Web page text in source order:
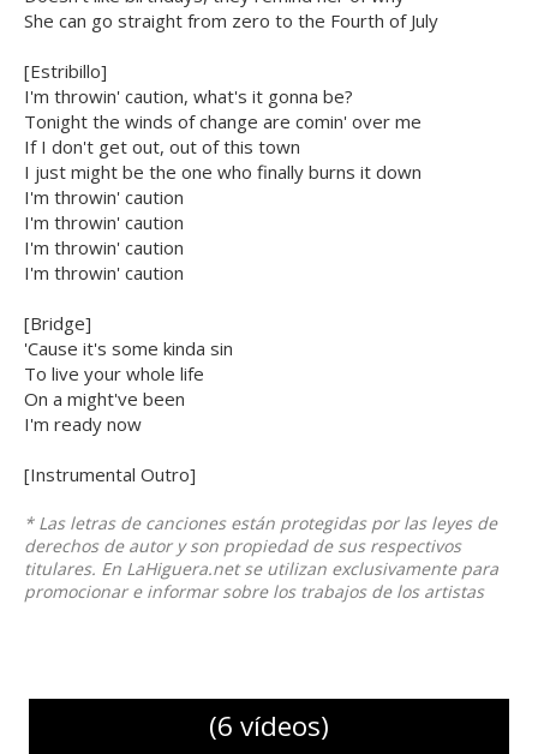
She can go straight from zero to the Fourth of July
[Estribillo]
I'm throwin' caution, what's it gonna be?
Tonight the winds of change are comin' over me
If I don't get out, out of this town
I just might be the one who finally burns it down
I'm throwin' caution
I'm throwin' caution
I'm throwin' caution
I'm throwin' caution
[Bridge]
'Cause it's some kinda sin
To live your whole life
On a might've been
I'm ready now
[Instrumental Outro]
* Las letras de canciones están protegidas por las leyes de
derechos de autor y son propiedad de sus respectivos
titulares. En LaHiguera.net se utilizan exclusivamente para
promocionar e informar sobre los trabajos de los artistas
(6 vídeos)